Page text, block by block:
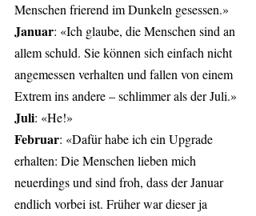
Menschen frierend im Dunkeln gesessen.»
Januar: «Ich glaube, die Menschen sind an
allem schuld. Sie können sich einfach nicht
angemessen verhalten und fallen von einem
Extrem ins andere – schlimmer als der Juli.»
Juli: «He!»
Februar: «Dafür habe ich ein Upgrade
erhalten: Die Menschen lieben mich
neuerdings und sind froh, dass der Januar
endlich vorbei ist. Früher war dieser ja